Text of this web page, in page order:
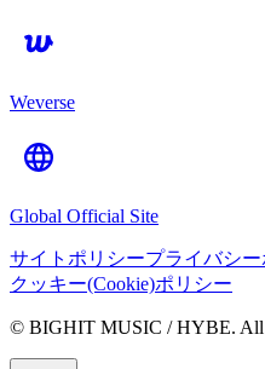
Weverse
Global Official Site
サイトポリシープライバシ
クッキー(Cookie)ポリシー
© BIGHIT MUSIC / HYBE. All